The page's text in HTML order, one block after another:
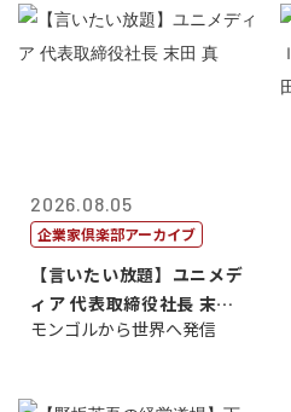
2026.08.05
企業家倶楽部アーカイブ
【言いたい放題】ユニメデ
ィア 代表取締役社長 末田
真
モンゴルから世界へ発信